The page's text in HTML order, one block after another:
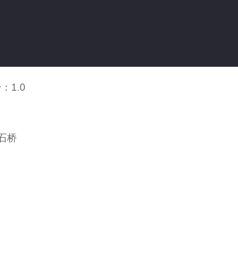
1.0
桥